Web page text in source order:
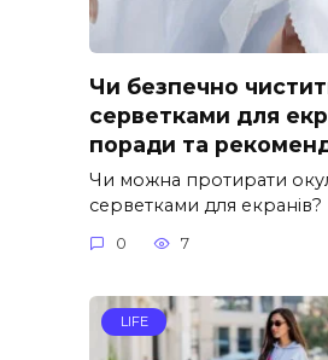
Чи безпечно
серветками для
поради та
Чи можна протирати
серветками для екранів?
0 7
LIFE